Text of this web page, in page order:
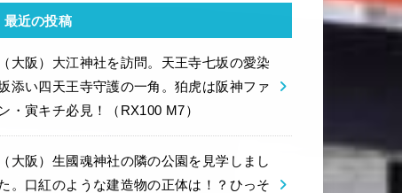
最近の投稿
（大阪）大江神社を訪問。天王寺七坂の愛染
添い四天王寺守護の一角。狛虎は阪神ファ
ン・寅キチ必見！（RX100 M7）
（大阪）生國魂神社の隣の公園を見学しまし
。口紅のような建造物の正体は！？ひっそ